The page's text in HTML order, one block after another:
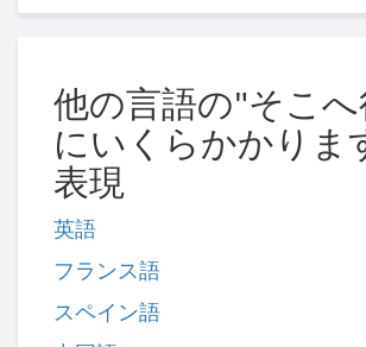
他の言語の"そこ
にいくらかかりま
表現
英語
フランス語
スペイン語